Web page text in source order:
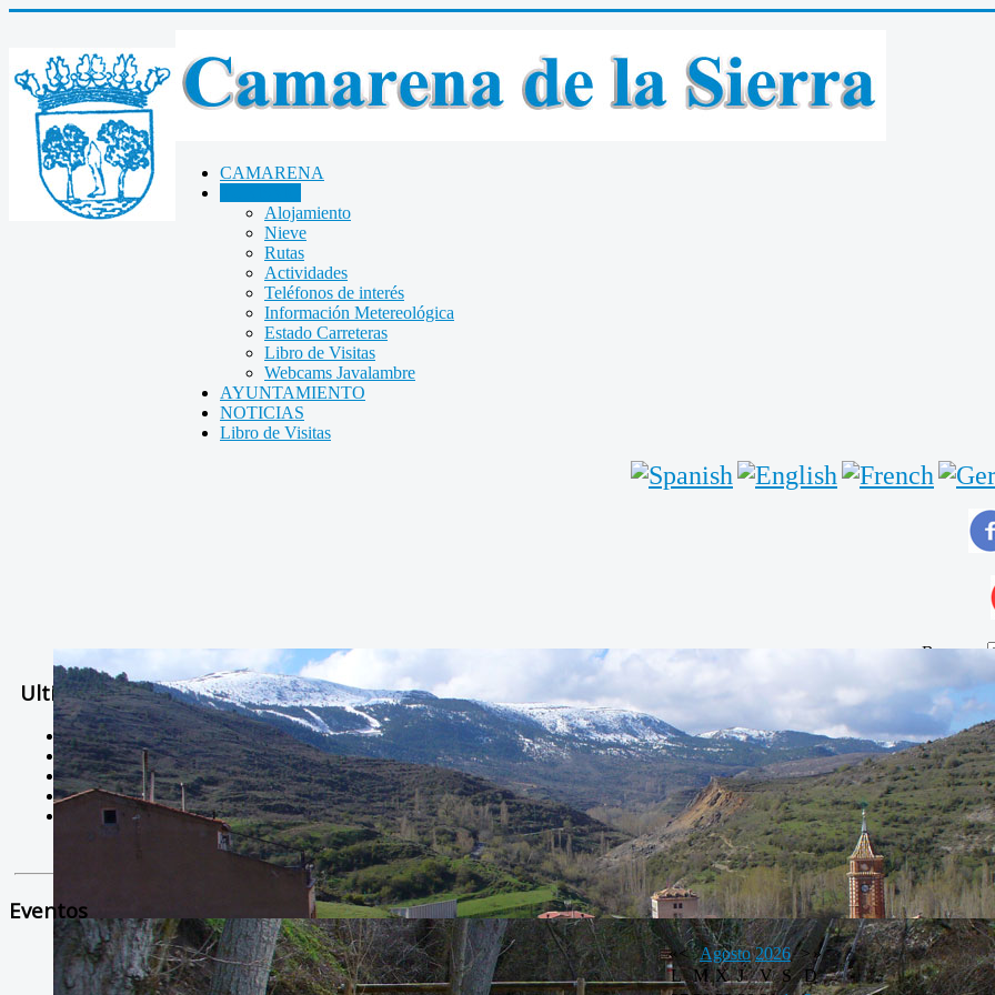
CAMARENA
Alojamiento
Nieve
Rutas
Actividades
Teléfonos de interés
Información Metereológica
Estado Carreteras
Libro de Visitas
Webcams Javalambre
AYUNTAMIENTO
NOTICIAS
Libro de Visitas
Buscar...
Ultimas Noticias
Solidaria carrera - 7 TÉRMINOS XTREM
Temporal de Febrero
Nevada Enero 2018
La estación de esquí de Javalambre abrirán este sábado
Larga vida a las escuelas
Eventos
«< Agosto 2026 > »
L M X J V S
D